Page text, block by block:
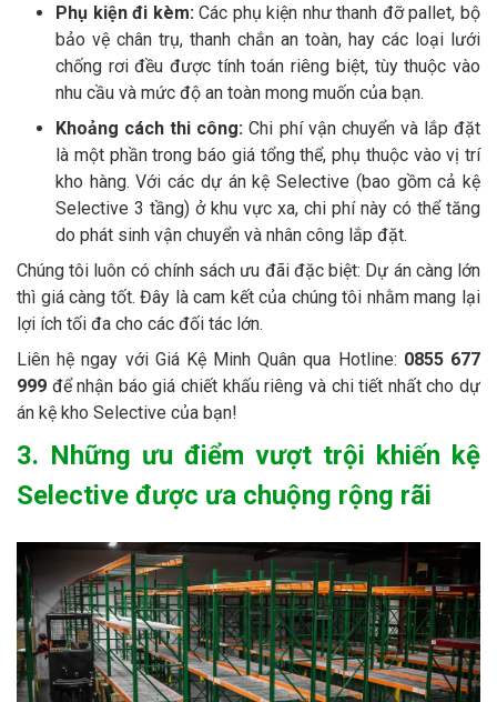
Phụ kiện đi kèm:Các phụ kiện như thanh đỡ pallet, bộ
bảo vệ chân trụ, thanh chắn an toàn, hay các loại lưới
chống rơi đều được tính toán riêng biệt, tùy thuộc vào
nhu cầu và mức độ an toàn mong muốn của bạn.
Khoảng cách thi công:Chi phí vận chuyển và lắp đặt
là một phần trong báo giá tổng thể, phụ thuộc vào vị trí
kho hàng. Với các dự án kệ Selective (bao gồm cả kệ
Selective 3 tầng) ở khu vực xa, chi phí này có thể tăng
do phát sinh vận chuyển và nhân công lắp đặt.
Chúng tôi luôn có chính sách ưu đãi đặc biệt: Dự án càng lớn
thì giá càng tốt. Đây là cam kết của chúng tôi nhằm mang lại
lợi ích tối đa cho các đối tác lớn.
Liên hệ ngay với Giá Kệ Minh Quân qua Hotline: 0855 677
999 để nhận báo giá chiết khấu riêng và chi tiết nhất cho dự
án kệ kho Selective của bạn!
3. Những ưu điểm vượt trội khiến kệ
Selective được ưa chuộng rộng rãi